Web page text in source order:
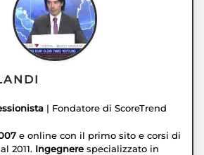
| Fondatore di ScoreTrend
e online con il primo sito e corsi di
2011. Ingegnere specializzato in